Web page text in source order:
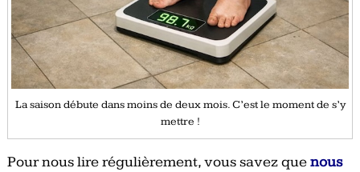
La saison débute dans moins de deux mois. C’est le moment de s’y
mettre !
Pour nous lire régulièrement, vous savez quenous